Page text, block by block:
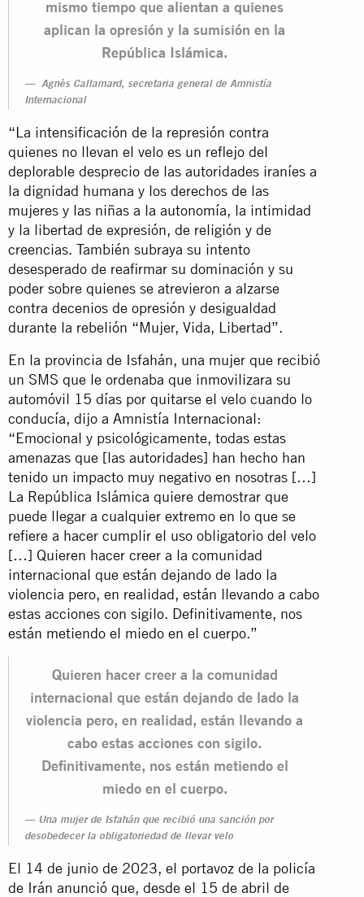
mismo tiempo que alientan a quienes
aplican la opresión y la sumisión en la
República Islámica.
Agnès Callamard, secretaria general de Amnistía
Internacional
“La intensificación de la represión contra
quienes no llevan el velo es un reflejo del
deplorable desprecio de las autoridades iraníes a
la dignidad humana y los derechos de las
mujeres y las niñas a la autonomía, la intimidad
y la libertad de expresión, de religión y de
creencias. También subraya su intento
desesperado de reafirmar su dominación y su
poder sobre quienes se atrevieron a alzarse
contra decenios de opresión y desigualdad
durante la rebelión “Mujer, Vida, Libertad”.
En la provincia de Isfahán, una mujer que recibió
un SMS que le ordenaba que inmovilizara su
automóvil 15 días por quitarse el velo cuando lo
conducía, dijo a Amnistía Internacional:
“Emocional y psicológicamente, todas estas
amenazas que [las autoridades] han hecho han
tenido un impacto muy negativo en nosotras […]
La República Islámica quiere demostrar que
puede llegar a cualquier extremo en lo que se
refiere a hacer cumplir el uso obligatorio del velo
[…] Quieren hacer creer a la comunidad
internacional que están dejando de lado la
violencia pero, en realidad, están llevando a cabo
estas acciones con sigilo. Definitivamente, nos
están metiendo el miedo en el cuerpo.”
Quieren hacer creer a la comunidad
internacional que están dejando de lado la
violencia pero, en realidad, están llevando a
cabo estas acciones con sigilo.
Definitivamente, nos están metiendo el
miedo en el cuerpo.
Una mujer de Isfahán que recibió una sanción por
desobedecer la obligatoriedad de llevar velo
El 14 de junio de 2023, el portavoz de la policía
de Irán anunció que, desde el 15 de abril de